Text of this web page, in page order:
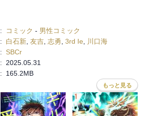
: コミック - 男性コミック
: 白石新 友吉 志勇 3rd Ie
川口海
:
SBCr
:
2025.05.31
: 165.2MB
もっと見る